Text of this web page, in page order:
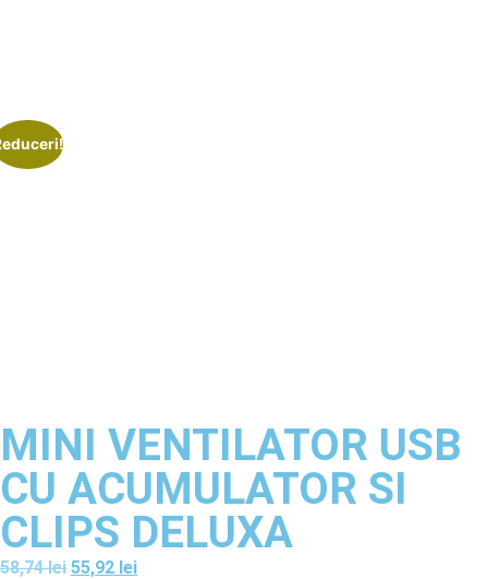
MINI VENTILATOR USB
CU ACUMULATOR SI
CLIPS DELUXA
58,74lei 55,92 lei